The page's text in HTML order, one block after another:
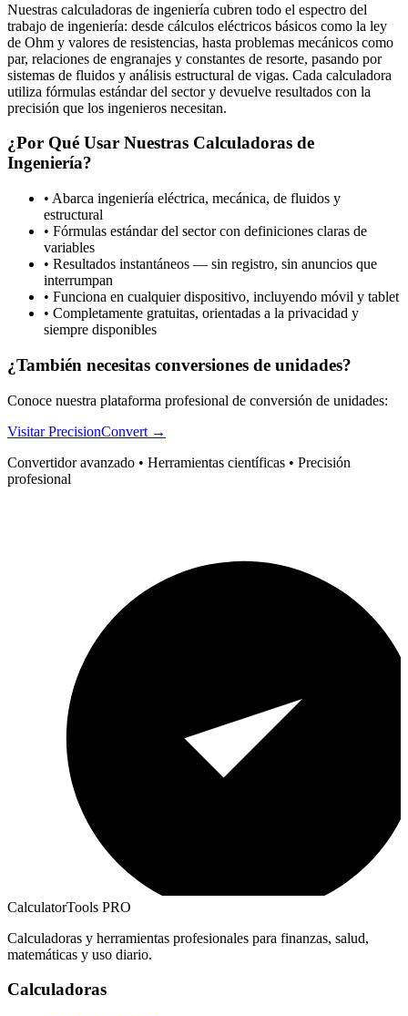
Nuestras calculadoras de ingeniería cubren todo el espectro del
trabajo de ingeniería: desde cálculos eléctricos básicos como la ley
de Ohm y valores de resistencias, hasta problemas mecánicos como
par, relaciones de engranajes y constantes de resorte, pasando por
sistemas de fluidos y análisis estructural de vigas. Cada calculadora
utiliza fórmulas estándar del sector y devuelve resultados con la
precisión que los ingenieros necesitan.
¿Por Qué Usar Nuestras Calculadoras de
Ingeniería?
• Abarca ingeniería eléctrica, mecánica, de fluidos y
estructural
• Fórmulas estándar del sector con definiciones claras de
variables
• Resultados instantáneos — sin registro, sin anuncios que
interrumpan
• Funciona en cualquier dispositivo, incluyendo móvil y tablet
• Completamente gratuitas, orientadas a la privacidad y
siempre disponibles
¿También necesitas conversiones de unidades?
Conoce nuestra plataforma profesional de conversión de unidades:
Visitar PrecisionConvert →
Convertidor avanzado • Herramientas científicas • Precisión
profesional
CalculatorTools PRO
Calculadoras y herramientas profesionales para finanzas, salud,
matemáticas y uso diario.
Calculadoras